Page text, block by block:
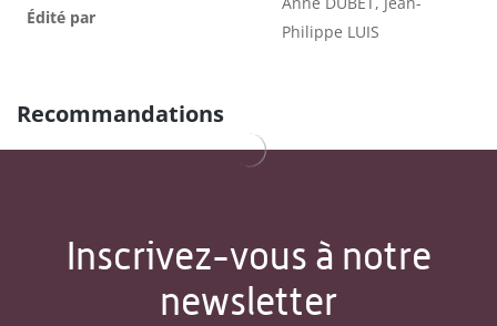
Édité par
Philippe LUIS
Recommandations
Inscrivez-vous à notre
newsletter